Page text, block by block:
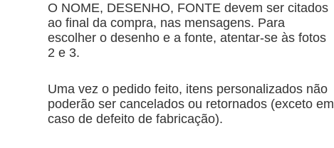
O NOME, DESENHO, FONTE devem ser citados
ao final da compra, nas mensagens. Para
escolher o desenho e a fonte, atentar-se às fotos
2 e 3.
Uma vez o pedido feito, itens personalizados não
poderão ser cancelados ou retornados (exceto em
caso de defeito de fabricação).